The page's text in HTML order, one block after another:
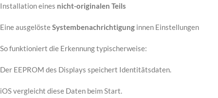
Installation eines nicht-originalen Teils
Eine ausgelösteSystembenachrichtigung innen Einstellungen
So funktioniert die Erkennung typischerweise:
Der EEPROM des Displays speichert Identitätsdaten.
iOS vergleicht diese Daten beim Start.